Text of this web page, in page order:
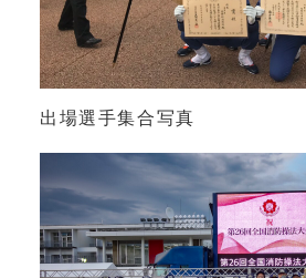
出場選手集合写真